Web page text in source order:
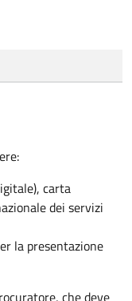
carta
dei servizi
la presentazione
che deve